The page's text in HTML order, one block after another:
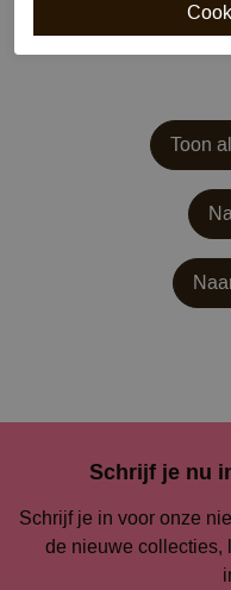
Toon
Schrijf je nu
Schrijf je in voor onze
de nieuwe collecties,